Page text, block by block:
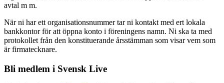
avtal m m.
När ni har ett organisationsnummer tar ni kontakt med ert lokala
bankkontor för att öppna konto i föreningens namn. Ni ska ta med
protokollet från den konstituerande årsstämman som visar vem som
är firmatecknare.
Bli medlem i Svensk Live